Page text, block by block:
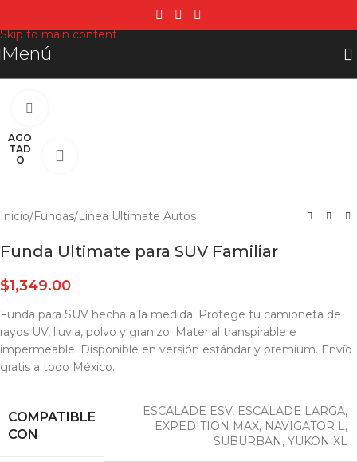
Skip to main content
Menú
AGO
TAD
O
Inicio/Fundas/Linea Ultimate Autos
Funda Ultimate para SUV Familiar
$1,349.00
Funda para SUV hecha a la medida. Protege tu camioneta de
rayos UV, lluvia, polvo y granizo. Material transpirable e
impermeable. Disponible en versión estándar y premium. Envío
gratis a todo México.
COMPATIBLE
CON
ESCALADE ESV, ESCALADE LARGA,
EXPEDITION MAX, NAVIGATOR L,
SUBURBAN, YUKON XL